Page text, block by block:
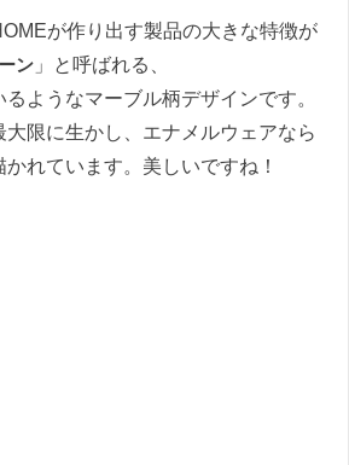
が作り出す製品の大きな特徴が
ン 」と呼ばれる、
ようなマーブル柄デザインです。
限に生かし、エナメルウェアなら
れています。美しいですね！